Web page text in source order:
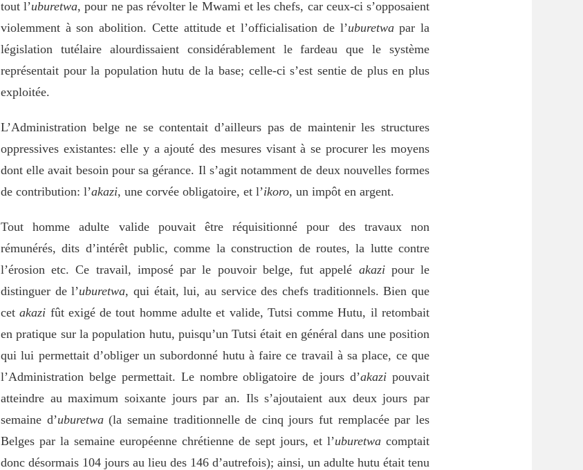
tout l’uburetwa, pour ne pas révolter le Mwami et les chefs, car ceux-ci s’opposaient
violemment à son abolition. Cette attitude et l’officialisation de l’uburetwapar la
législation tutélaire alourdissaient considérablement le fardeau que le système
représentait pour la population hutu de la base; celle-ci s’est sentie de plus en plus
exploitée.
L’Administration belge ne se contentait d’ailleurs pas de maintenir les structures
oppressives existantes: elle y a ajouté des mesures visant à se procurer les moyens
dont elle avait besoin pour sa gérance. Il s’agit notamment de deux nouvelles formes
de contribution: l’akazi, une corvée obligatoire, et l’ikoro, un impôt en argent.
Tout homme adulte valide pouvait être réquisitionné pour des travaux non
rémunérés, dits d’intérêt public, comme la construction de routes, la lutte contre
l’érosion etc. Ce travail, imposé par le pouvoir belge, fut appelé akazipour le
distinguer de l’uburetwa, qui était, lui, au service des chefs traditionnels. Bien que
cetakazi fût exigé de tout homme adulte et valide, Tutsi comme Hutu, il retombait
en pratique sur la population hutu, puisqu’un Tutsi était en général dans une position
qui lui permettait d’obliger un subordonné hutu à faire ce travail à sa place, ce que
l’Administration belge permettait. Le nombre obligatoire de jours d’akazi pouvait
atteindre au maximum soixante jours par an. Ils s’ajoutaient aux deux jours par
semaine d’uburetwa(la semaine traditionnelle de cinq jours fut remplacée par les
Belges par la semaine européenne chrétienne de sept jours, et l’uburetwa comptait
donc désormais 104 jours au lieu des 146 d’autrefois); ainsi, un adulte hutu était tenu